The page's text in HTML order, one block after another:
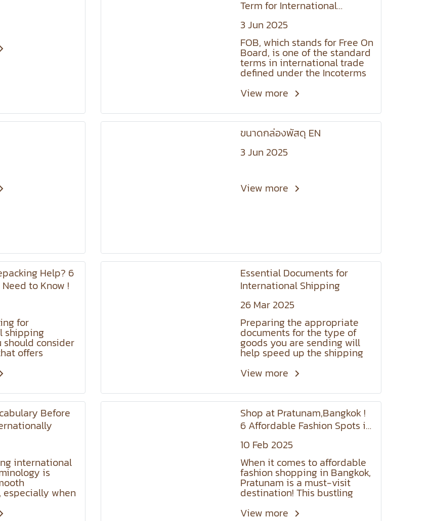
Term for International
Shipping !
3 Jun 2025
FOB, which stands for Free On
Board, is one of the standard
terms in international trade
defined under the Incoterms
division of responsibilities
buyer, particularly in ocean
freight shipping. Under the
FOB term, the seller's
responsibility ends once the
goods are loaded onto the
View more
ขนาดกล่องพัสดุ EN
3 Jun 2025
View more
Help? 6
to Know !
for
shipping
should consider
offers
or even
offers it for
or large
repacking
you peace
reduce
!
Essential Documents for
International Shipping
26 Mar 2025
Preparing the appropriate
documents for the type of
goods you are sending will
help speed up the shipping
process, reduce delays, and
avoid unnecessary fees. Let's
documents you need to know
about !
View more
Before
international
is
especially when
abroad.
with
Shop at Pratunam,Bangkok !
6 Affordable Fashion Spots in
2025
10 Feb 2025
When it comes to affordable
fashion shopping in Bangkok,
Pratunam is a must-visit
destination! This bustling
wholesale and retail shops
View more